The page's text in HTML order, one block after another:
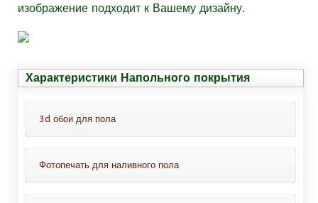
изображение подходит к Вашему дизайну.
Характеристики Напольного покрытия
3d обои для пола
Фотопечать для наливного пола